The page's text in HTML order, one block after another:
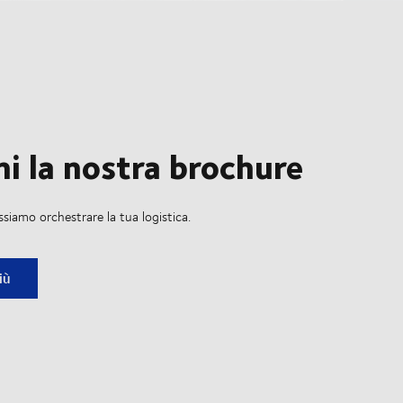
la nostra brochure
orchestrare la tua logistica.
brochure